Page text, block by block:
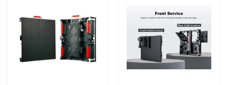
Vidéos
Le spectacle VR